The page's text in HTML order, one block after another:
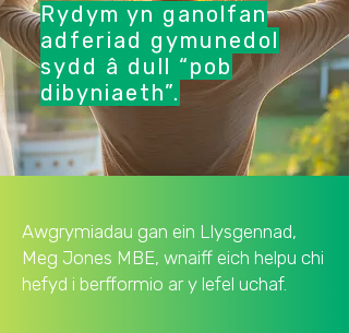
Rydym yn ganolfan
adferiad gymunedol
sydd â dull “pob
dibyniaeth”.
Awgrymiadau gan ein Llysgennad,
Meg Jones MBE, wnaiff eich helpu chi
hefyd i berfformio ar y lefel uchaf.